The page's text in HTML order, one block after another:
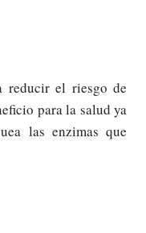
reducir el riesgo de
para la salud ya
las enzimas que